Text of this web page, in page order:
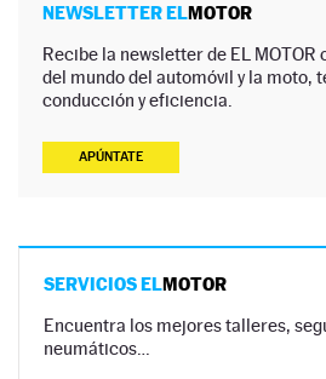
NEWSLETTER ELMOTOR
Recibe la newsletter de EL
del mundo del automóvil y la moto,
conducción y eficiencia.
APÚNTATE
SERVICIOS ELMOTOR
Encuentra los mejores talleres,
neumáticos…